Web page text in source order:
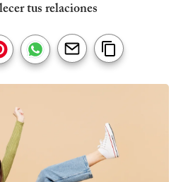
tus relaciones